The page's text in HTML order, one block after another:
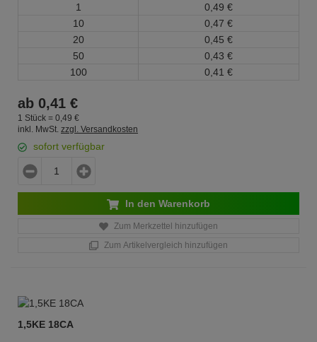
1
0, 49 €
10
0, 47 €
20
0, 45 €
50
0, 43 €
100
0, 41 €
ab 0,41 €
1 Stück = 0, 49 €
inkl. MwSt. zzgl. Versandkosten
sofort verfügbar
In den Warenkorb
Zum Merkzettel hinzufügen
Zum Artikelvergleich hinzufügen
1,5KE 18CA